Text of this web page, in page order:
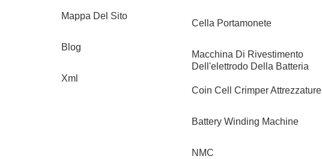
Mappa Del Sito
Blog
Xml
Cella Portamonete
Macchina Di Rivestimento
Dell'elettrodo Della Batteria
Coin Cell Crimper Attrezzature
Battery Winding Machine
NMC